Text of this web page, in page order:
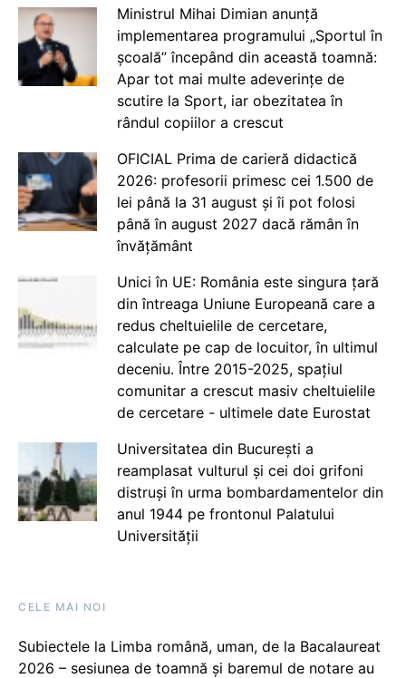
Ministrul Mihai Dimian anunță
implementarea programului „Sportul în
școală” începând din această toamnă:
Apar tot mai multe adeverințe de
scutire la Sport, iar obezitatea în
rândul copiilor a crescut
OFICIAL Prima de carieră didactică
2026: profesorii primesc cei 1.500 de
lei până la 31 august și îi pot folosi
până în august 2027 dacă rămân în
învățământ
Unici în UE: România este singura țară
din întreaga Uniune Europeană care a
redus cheltuielile de cercetare,
calculate pe cap de locuitor, în ultimul
deceniu. Între 2015-2025, spațiul
comunitar a crescut masiv cheltuielile
de cercetare - ultimele date Eurostat
Universitatea din București a
reamplasat vulturul și cei doi grifoni
distruși în urma bombardamentelor din
anul 1944 pe frontonul Palatului
Universității
CELE MAI NOI
Subiectele la Limba română, uman, de la Bacalaureat
2026 – sesiunea de toamnă și baremul de notare au